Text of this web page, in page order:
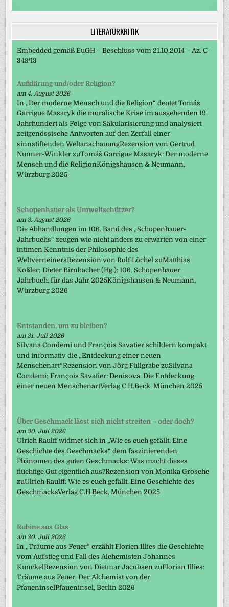
LITERATURKRITIK
Embedded gemäß EuGH – Beschluss vom 21.10.2014 – Az. C-
348/13
Aufklärung und/oder Religion?
am 4. August 2026
In „Der moderne Mensch und die Religion“ deutet Tomáš
Garrigue Masaryk die moralische Krise im ausgehenden 19.
Jahrhundert als Folge von Säkularisierung und analysiert
zeitgenössische Antworten auf den Zerfall einer
sinnstiftenden WeltanschauungRezension von Gertrud
Nunner-Winkler zuTomáš Garrigue Masaryk: Der moderne
Mensch und die ReligionKönigshausen & Neumann,
Würzburg 2025
Schopenhauer als Umweltschützer?
am 3. August 2026
Die Abhandlungen im 106. Band des „Schopenhauer-
Jahrbuchs“ zeugen wie nicht anders zu erwarten von einer
intimen Kenntnis der Philosophie des
WeltverneinersRezension von Rolf Löchel zuMatthias
Koßler; Dieter Birnbacher (Hg.): 106. Schopenhauer
Jahrbuch. für das Jahr 2025Königshausen & Neumann,
Würzburg 2026
Entstanden, um zu bleiben?
am 31. Juli 2026
Silvana Condemi und François Savatier schildern kompakt
und informativ die „Entdeckung einer neuen
Menschenart“Rezension von Jörg Füllgrabe zuSilvana
Condemi; François Savatier: Denisova. Die Entdeckung
einer neuen MenschenartVerlag C.H.Beck, München 2025
Über Geschmack lässt sich nicht streiten – oder doch?
am 30. Juli 2026
Ulrich Raulff widmet sich in „Wie es euch gefällt: Eine
Geschichte des Geschmacks“ dem faszinierenden
Phänomen des guten Geschmacks: Was macht dieses
flüchtige Gut eigentlich aus?Rezension von Monika Grosche
zuUlrich Raulff: Wie es euch gefällt. Eine Geschichte des
GeschmacksVerlag C.H.Beck, München 2025
Rubine aus Glas
am 30. Juli 2026
In „Träume aus Feuer“ erzählt Florien Illies die Geschichte
vom Aufstieg und Fall des Alchemisten Johannes
KunckelRezension von Dietmar Jacobsen zuFlorian Illies:
Träume aus Feuer. Der Alchemist von der
PfaueninselPfaueninsel, Berlin 2026